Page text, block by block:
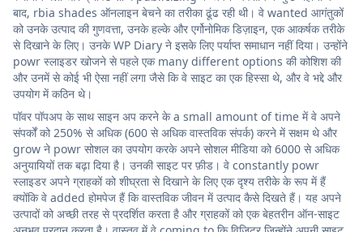
बाद, rbia shades ऑनलाइन बेचने का तरीका ढूंढ रही थी। वे wanted आगंतुकों
को उनके उत्पाद की गुणवत्ता, उनके हल्के और एर्गोनोमिक डिज़ाइन, एक आकर्षक तरीके
से दिखाने के लिए। उनके WP Diary ने इसके लिए पर्याप्त समाधान नहीं दिया। उन्होंने
powr स्लाइडर खोजने से पहले एक many different options की कोशिश की
और उनमें से कोई भी ऐसा नहीं लगा जैसे कि वे साइट का एक हिस्सा थे, और वे भद्दे और
उपयोग में कठिन थे।
पॉवर पॉपअप के साथ साइन अप करने के a small amount of time में वे अपने
संपर्कों को 250% से अधिक (600 से अधिक वास्तविक संपर्क) करने में सक्षम थे और
grow ने powr सोशल का उपयोग करके अपने सोशल मीडिया को 6000 से अधिक
अनुयायियों तक बढ़ा दिया है। उनकी साइट पर फ़ीड। वे constantly powr
स्लाइडर अपने ग्राहकों को शीघ्रता से दिखाने के लिए एक दृश्य तरीके के रूप में हैं
क्योंकि वे added होमपेज हैं कि वास्तविक जीवन में उत्पाद कैसे दिखते हैं। यह अपने
उत्पादों को अच्छी तरह से प्रदर्शित करता है और ग्राहकों को एक बेहतरीन ऑन-साइट